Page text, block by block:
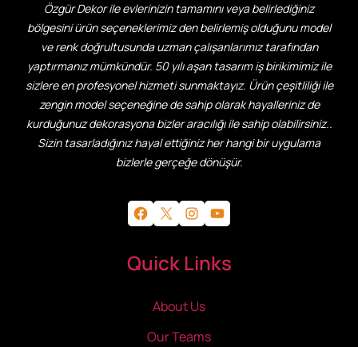
Özgür Dekor ile evlerinizin tamamını veya belirlediğiniz
bölgesini ürün seçeneklerimiz den belirlemiş olduğunu model
ve renk doğrultusunda uzman çalışanlarımız tarafından
yaptırmanız mümkündür. 50 yılı aşan tasarım iş birikimimiz ile
sizlere en profesyonel hizmeti sunmaktayız. Ürün çeşitliliği ile
zengin model seçeneğine de sahip olarak hayalleriniz de
kurduğunuz dekorasyona bizler aracılığı ile sahip olabilirsiniz..
Sizin tasarladığınız hayal ettiğiniz her hangi bir uygulama
bizlerle gerçeğe dönüşür.
Facebook X Instagram YouTube
Quick Links
About Us
Our Teams